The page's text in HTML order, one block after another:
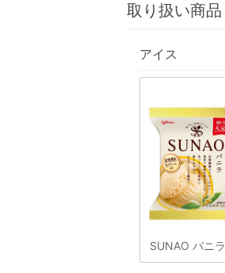
取り扱い商品
アイス
SUNAO バニラ